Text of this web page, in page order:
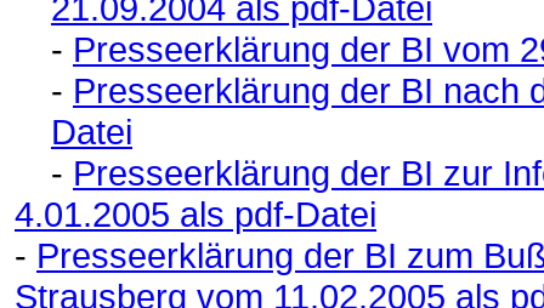
- Presseerklärung der BI vom
- Presseerklärung der BI nach
Datei
- Presseerklärung der BI zur
4.01.2005 als pdf-Datei
- Presseerklärung der BI zum
Strausberg vom 11.02.2005 als